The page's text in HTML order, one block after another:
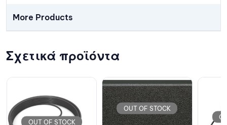
More Products
Σχετικά προϊόντα
OUT OF STOCK
OUT OF STOCK